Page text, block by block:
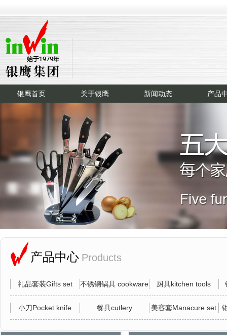
银鹰首页 关于银鹰 新闻动态 产品
产品中心 Products
礼品套装Gifts set 不锈钢锅具 cookware 厨具kitchen tools
小刀Pocket knife 餐具cutlery 美容套Manacure set